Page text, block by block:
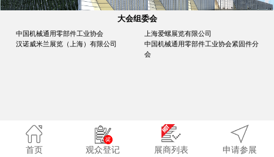
大会组委会
中国机械通用零部件工业协会
上海爱螺展览有限公司
汉诺威米兰展览（上海）有限公司
中国机械通用零部件工业协会紧固件分
会
首页 观众登记 展商列表 申请参展